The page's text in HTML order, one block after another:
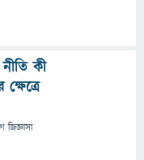
কী
জিজ্ঞাসা